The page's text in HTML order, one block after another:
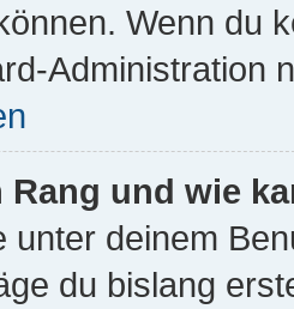
Wenn du
Administration
Rang und wie
unter deinem
du bislang